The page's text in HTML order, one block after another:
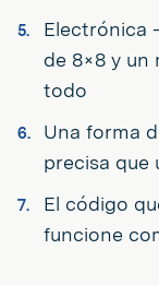
Electrónica
de 8×8 y un
todo
Una forma
precisa que
El código
funcione